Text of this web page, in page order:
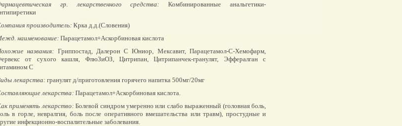
гр. лекарственного средства: Комбинированные анальгетики-
производитель:Крка д.д.(Словения)
наименование: Парацетамол+Аскорбиновая кислота
названия: Гриппостад, Далерон С Юниор, Мексавит, Парацетамол-С-Хемофарм,
от сухого кашля, ФлюЗиОЗ, Цитрипан, Цитрипанчек-гранулят, Эффералган с
C
лекарства: гранулят д/приготовления горячего напитка 500мг/20мг
лекарства: Парацетамол+Аскорбиновая кислота.
применять лекарство:Болевой синдром умеренно или слабо выраженный (головная боль,
в горле, невралгия, боль после оперативного вмешательства или травм), простудные и
инфекционно-воспалительные заболевания.